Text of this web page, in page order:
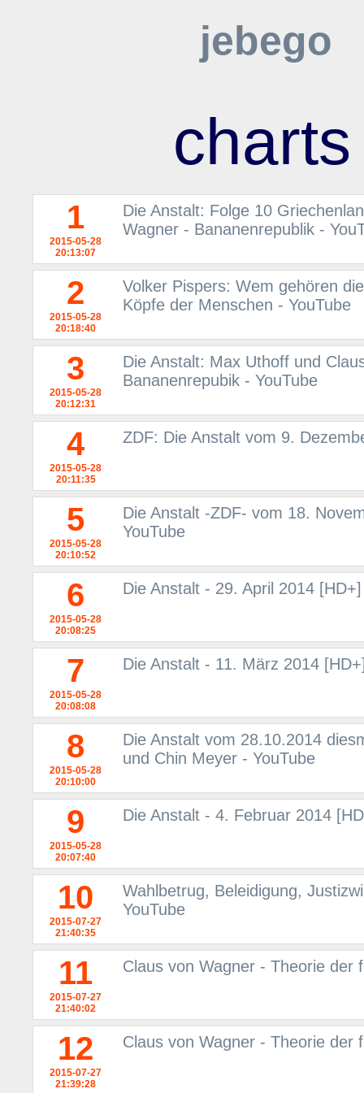
jebego
charts
1
2015-05-28
20:13:07
Die Anstalt: Folge 10
Wagner - Bananenrepublik -
2
2015-05-28
20:18:40
Volker Pispers: Wem gehören
Köpfe der Menschen - YouTube
3
2015-05-28
20:12:31
Die Anstalt: Max Uthoff und
Bananenrepubik - YouTube
4
2015-05-28
20:11:35
ZDF: Die Anstalt vom 9.
5
2015-05-28
20:10:52
Die Anstalt -ZDF- vom 18.
YouTube
6
2015-05-28
20:08:25
Die Anstalt - 29. April 2014
7
2015-05-28
20:08:08
Die Anstalt - 11. März 2014
8
2015-05-28
20:10:00
Die Anstalt vom 28.10.2014
und Chin Meyer - YouTube
9
2015-05-28
20:07:40
Die Anstalt - 4. Februar 2014
10
2015-07-27
21:40:35
Wahlbetrug, Beleidigung,
YouTube
11
2015-07-27
21:40:02
Claus von Wagner - Theorie der
12
2015-07-27
21:39:28
Claus von Wagner - Theorie der